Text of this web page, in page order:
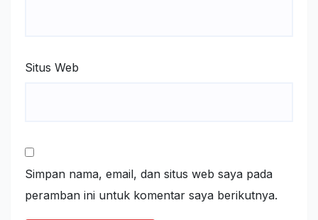
Situs Web
Simpan nama, email, dan situs web saya pada
peramban ini untuk komentar saya berikutnya.